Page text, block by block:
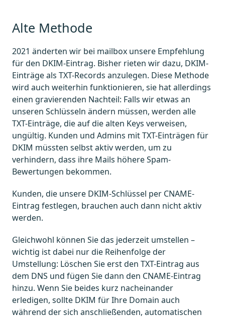
Alte Methode
2021 änderten wir bei mailbox unsere Empfehlung
für den DKIM-Eintrag. Bisher rieten wir dazu, DKIM-
Einträge als TXT-Records anzulegen. Diese Methode
wird auch weiterhin funktionieren, sie hat allerdings
einen gravierenden Nachteil: Falls wir etwas an
unseren Schlüsseln ändern müssen, werden alle
TXT-Einträge, die auf die alten Keys verweisen,
ungültig. Kunden und Admins mit TXT-Einträgen für
DKIM müssten selbst aktiv werden, um zu
verhindern, dass ihre Mails höhere Spam-
Bewertungen bekommen.
Kunden, die unsere DKIM-Schlüssel per CNAME-
Eintrag festlegen, brauchen auch dann nicht aktiv
werden.
Gleichwohl können Sie das jederzeit umstellen –
wichtig ist dabei nur die Reihenfolge der
Umstellung: Löschen Sie erst den TXT-Eintrag aus
dem DNS und fügen Sie dann den CNAME-Eintrag
hinzu. Wenn Sie beides kurz nacheinander
erledigen, sollte DKIM für Ihre Domain auch
während der sich anschließenden, automatischen